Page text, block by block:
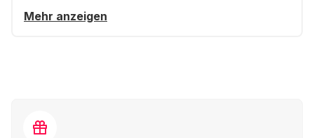
Mehr anzeigen